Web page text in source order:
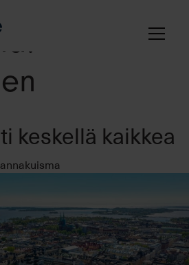
keskellä kaikkea
annakuisma